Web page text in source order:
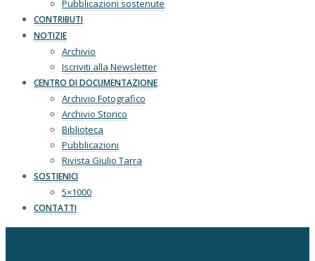
Pubblicazioni sostenute
CONTRIBUTI
NOTIZIE
Archivio
Iscriviti alla Newsletter
CENTRO DI DOCUMENTAZIONE
Archivio Fotografico
Archivio Storico
Biblioteca
Pubblicazioni
Rivista Giulio Tarra
SOSTIENICI
5×1000
CONTATTI